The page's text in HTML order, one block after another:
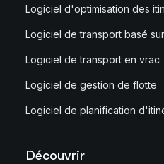
Logiciel d'optimisation des
Logiciel de transport basé
Logiciel de transport en vrac
Logiciel de gestion de flotte
Logiciel de planification
Découvrir